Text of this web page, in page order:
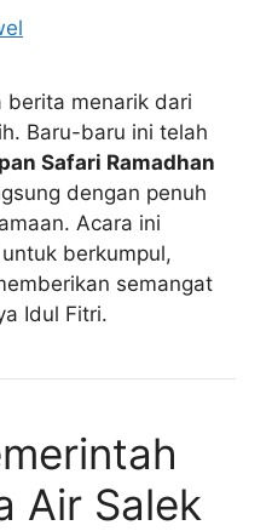
menarik dari
Baru-baru ini telah
Safari Ramadhan
dengan penuh
Acara ini
berkumpul,
semangat
Idul Fitri.
Air Salek